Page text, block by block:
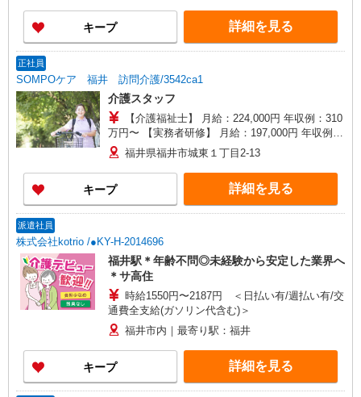
以上勤務（社保加入者）の場合は時給1,170円〜
＊日曜祝日：時給1,450円〜 ◎身体介助、生活援
助が同時給
キープ 詳細を見る
正社員
SOMPOケア 福井 訪問介護/3542ca1
介護スタッフ
【介護福祉士】 月給：224,000円 年収例：310
万円〜 【実務者研修】 月給：197,000円 年収例：
270万円〜 【初任者研修】 月給：191,000円 年収
例：265万円〜 ※職務手当、働きがい向上手当、
日祝手当（月平均2回分）等、毎月平均的に支払わ
れる手当を含みます。 ※介護福祉士のみ、特別職
務手当も含む ◎残業時は別途時間外手当支給（超
福井県福井市城東１丁目2-13
キープ 詳細を見る
派遣社員
株式会社kotrio /●KY-H-2014696
福井駅＊年齢不問◎未経験から安定した業界へ
＊サ高住
時給1550円〜2187円 ＜日払い有/週払い有/交
通費全支給(ガソリン代含む)＞
福井市内｜最寄り駅：福井
キープ 詳細を見る